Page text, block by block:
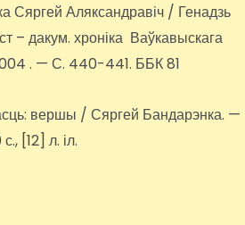
Сяргей Аляксандравіч / Генадзь
– дакум. хроніка Ваўкавыскага
. — С. 440-441. ББК 81
вершы / Сяргей Бандарэнка. —
[12] л. іл.